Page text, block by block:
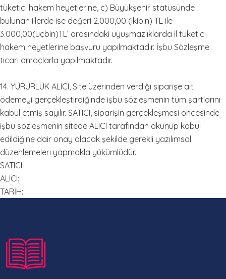
tüketici hakem heyetlerine, c) Büyükşehir statüsünde
bulunan illerde ise değeri 2.000,00 (ikibin) TL ile
3.000,00(üçbin)TL’ arasındaki uyuşmazlıklarda il tüketici
hakem heyetlerine başvuru yapılmaktadır. İşbu Sözleşme
ticari amaçlarla yapılmaktadır.
14. YÜRÜRLÜK ALICI, Site üzerinden verdiği siparişe ait
ödemeyi gerçekleştirdiğinde işbu sözleşmenin tüm şartlarını
kabul etmiş sayılır. SATICI, siparişin gerçekleşmesi öncesinde
işbu sözleşmenin sitede ALICI tarafından okunup kabul
edildiğine dair onay alacak şekilde gerekli yazılımsal
düzenlemeleri yapmakla yükümlüdür.
SATICI:
ALICI:
TARİH: